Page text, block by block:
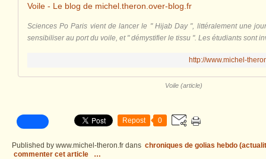
Voile - Le blog de michel.theron.over-blog.fr
Sciences Po Paris vient de lancer le " Hijab Day ", littéralement une
sensibiliser au port du voile, et " démystifier le tissu ". Les étudiants sont
http://www.michel-
Voile (article)
Repost 0
Published by www.michel-theron.fr dans chroniques de golias hebdo
commenter cet article
…